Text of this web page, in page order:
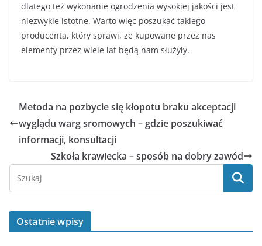
dlatego też wykonanie ogrodzenia wysokiej jakości jest
niezwykle istotne. Warto więc poszukać takiego
producenta, który sprawi, że kupowane przez nas
elementy przez wiele lat będą nam służyły.
Metoda na pozbycie się kłopotu braku akceptacji
wyglądu warg sromowych – gdzie poszukiwać
informacji, konsultacji
Szkoła krawiecka – sposób na dobry zawód
Ostatnie wpisy